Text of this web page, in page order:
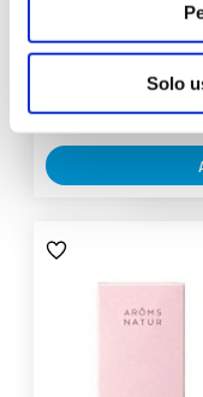
Solo
27,42 € 35,15 €
Light Medium